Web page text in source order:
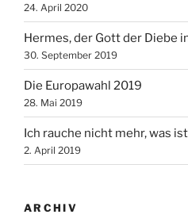
24. April 2020
Hermes, der Gott der Diebe
30. September 2019
Die Europawahl 2019
28. Mai 2019
Ich rauche nicht mehr, was
2. April 2019
ARCHIV